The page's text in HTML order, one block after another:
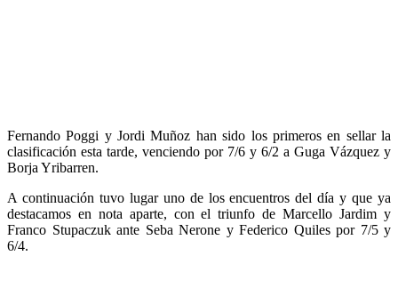
Fernando Poggi y Jordi Muñoz han sido los primeros en sellar la
clasificación esta tarde, venciendo por 7/6 y 6/2 a Guga Vázquez y
Borja Yribarren.
A continuación tuvo lugar uno de los encuentros del día y que ya
destacamos en nota aparte, con el triunfo de Marcello Jardim y
Franco Stupaczuk ante Seba Nerone y Federico Quiles por 7/5 y
6/4.